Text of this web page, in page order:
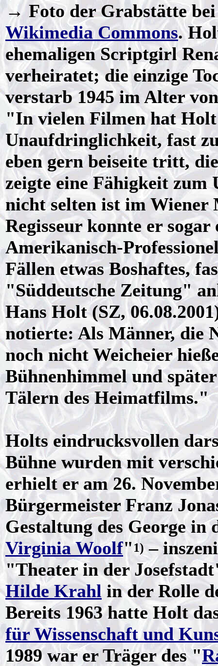
→ Foto der Grabstätte
Wikimedia Commons.
ehemaligen Scriptgirl
verheiratet; die einzige
verstarb 1945 im Alter
"In vielen Filmen hat Holt
Unaufdringlichkeit, fast
eben gern beiseite tritt,
zeigte eine Fähigkeit
nicht selten ist im Wiener
Regisseur konnte er
Amerikanisch-
Fällen etwas Boshaftes,
"Süddeutsche Zeitung"
Hans Holt (SZ,
notierte: Als Männer, die
noch nicht Weicheier
Bühnenhimmel und
Tälern des Heimatfilms."
Holts eindrucksvollen
Bühne wurden mit
erhielt er am 26.
Bürgermeister Franz
Gestaltung des George in
Virginia Woolf" 1)–
"Theater in der
Hilde Krahl in der Rolle
Bereits 1963 hatte Holt
für Wissenschaft und
1989 war er Träger des "